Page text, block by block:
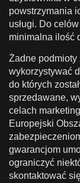
powstrzymania
usługi. Do
minimalna ilość
Żadne podmioty
wykorzystywać
do których
sprzedawane,
celach
Europejski
gwarancjom
ograniczyć
skontaktować